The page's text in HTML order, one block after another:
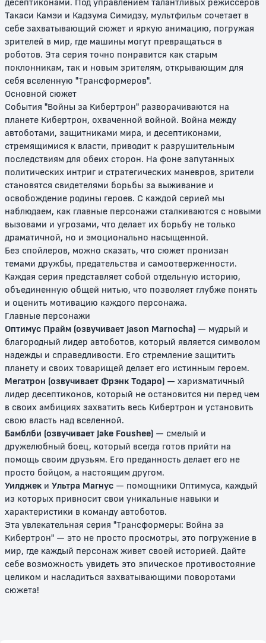
Трансформеры: Виктори Трансформеры: Зона
12+
Трансформеры: Битвы зверей
0+
Трансформеры: Зверороботы
12+
Трансформеры (2001)
0+
12+
Трансформеры: Энергон
6+
Трансформеры: Кибертрон
6+ 6+
десептиконами. Под управлением талантливых режиссеров
Такаси Камэи и Кадзума Симидзу, мультфильм сочетает в
себе захватывающий сюжет и яркую анимацию, погружая
зрителей в мир, где машины могут превращаться в
роботов. Эта серия точно понравится как старым
поклонникам, так и новым зрителям, открывающим для
себя вселенную "Трансформеров".
Основной сюжет
События "Войны за Кибертрон" разворачиваются на
планете Кибертрон, охваченной войной. Война между
автоботами, защитниками мира, и десептиконами,
стремящимися к власти, приводит к разрушительным
последствиям для обеих сторон. На фоне запутанных
политических интриг и стратегических маневров, зрители
становятся свидетелями борьбы за выживание и
освобождение родины героев. С каждой серией мы
наблюдаем, как главные персонажи сталкиваются с новыми
вызовами и угрозами, что делает их борьбу не только
драматичной, но и эмоционально насыщенной.
Без спойлеров, можно сказать, что сюжет пронизан
темами дружбы, предательства и самоотверженности.
Каждая серия представляет собой отдельную историю,
объединенную общей нитью, что позволяет глубже понять
и оценить мотивацию каждого персонажа.
Главные персонажи
Оптимус Прайм (озвучивает Jason Marnocha) — мудрый и
благородный лидер автоботов, который является символом
надежды и справедливости. Его стремление защитить
планету и своих товарищей делает его истинным героем.
Мегатрон (озвучивает Фрэнк Тодаро) — харизматичный
лидер десептиконов, который не остановится ни перед чем
в своих амбициях захватить весь Кибертрон и установить
свою власть над вселенной.
Бамблби (озвучивает Jake Foushee) — смелый и
дружелюбный боец, который всегда готов прийти на
помощь своим друзьям. Его преданность делает его не
просто бойцом, а настоящим другом.
Уилджек и Ультра Магнус — помощники Оптимуса, каждый
из которых привносит свои уникальные навыки и
характеристики в команду автоботов.
Эта увлекательная серия "Трансформеры: Война за
Кибертрон" — это не просто просмотры, это погружение в
мир, где каждый персонаж живет своей историей. Дайте
себе возможность увидеть это эпическое противостояние
целиком и насладиться захватывающими поворотами
сюжета!